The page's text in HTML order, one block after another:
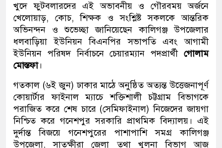
খুদে ফুটবলারদের এই অভাবনীয় ও গৌরবময় অর্জনে
খেলোয়াড়, কোচ, শিক্ষক ও সংশ্লিষ্ট সকলকে আন্তরিক
অভিনন্দন ও শুভেচ্ছা জানিয়েছেন কালিগঞ্জ উপজেলার
ধলবাড়িয়া ইউনিয়ন বিএনপির সভাপতি এবং আগামী
ইউনিয়ন পরিষদ নির্বাচনে চেয়ারম্যান পদপ্রার্থী গোলাম
মোস্তফা।
গতকাল (৬ই জুন) ঢাকার মাঠে অনুষ্ঠিত অত্যন্ত উত্তেজনাপূর্ণ
কোয়ার্টার ফাইনাল ম্যাচে শক্তিশালী চট্টগ্রাম বিভাগকে
পরাজিত করে শেষ চারে (সেমিফাইনাল) নিজেদের জায়গা
নিশ্চিত করে গনেশপুর সরকারি প্রাথমিক বিদ্যালয়। এই
দুর্দান্ত বিজয়ে গনেশপুরের পাশাপাশি সমগ্র কালিগঞ্জ
উপজেলা, সাতক্ষীরা জেলা তথা খুলনা বিভাগ আজ